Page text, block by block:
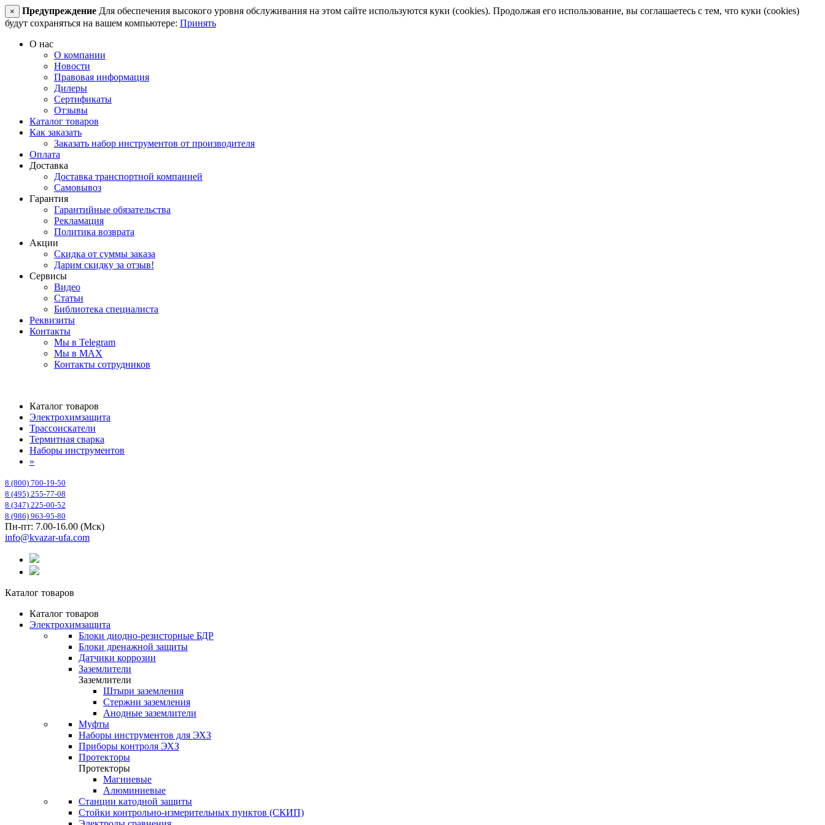
× Предупреждение Для обеспечения высокого уровня обслуживания на этом сайте используются куки (cookies). Продолжая его использование, вы соглашаетесь с тем, что куки (cookies)
будут сохраняться на вашем компьютере: Принять
О нас
О компании
Новости
Правовая информация
Дилеры
Сертификаты
Отзывы
Каталог товаров
Как заказать
Заказать набор инструментов от производителя
Оплата
Доставка
Доставка транспортной компанией
Самовывоз
Гарантия
Гарантийные обязательства
Рекламация
Политика возврата
Акции
Скидка от суммы заказа
Дарим скидку за отзыв!
Сервисы
Видео
Статьи
Библиотека специалиста
Реквизиты
Контакты
Мы в Telegram
Мы в MAX
Контакты сотрудников
Каталог товаров
Электрохимзащита
Трассоискатели
Термитная сварка
Наборы инструментов
»
8 (800) 700-19-50
8 (495) 255-77-08
8 (347) 225-00-52
8 (986) 963-95-80
Пн-пт: 7.00-16.00 (Мск)
info@kvazar-ufa.com
Каталог товаров
Каталог товаров
Электрохимзащита
Блоки диодно-резисторные БДР
Блоки дренажной защиты
Датчики коррозии
Заземлители
Заземлители
Штыри заземления
Стержни заземления
Анодные заземлители
Муфты
Наборы инструментов для ЭХЗ
Приборы контроля ЭХЗ
Протекторы
Протекторы
Магниевые
Алюминиевые
Станции катодной защиты
Стойки контрольно-измерительных пунктов (СКИП)